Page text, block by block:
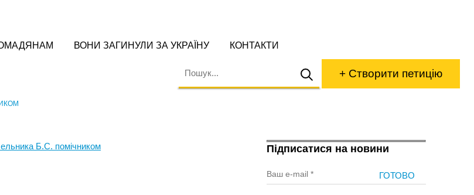
ВОНИ ЗАГИНУЛИ ЗА УКРАЇНУ КОНТАКТИ
+ Створити петицію
Підписатися на новини
Б.С. помічником